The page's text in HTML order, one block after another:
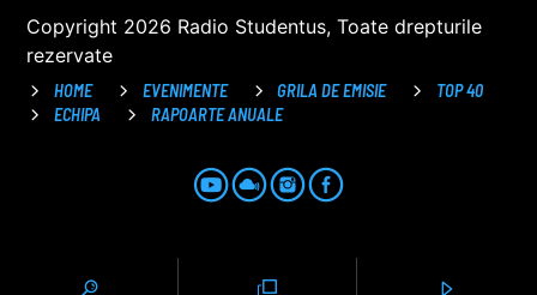
Copyright 2026 Radio Studentus, Toate drepturile
rezervate
HOME EVENIMENTE GRILA DE EMISIE
TOP 40
ECHIPA
RAPOARTE ANUALE